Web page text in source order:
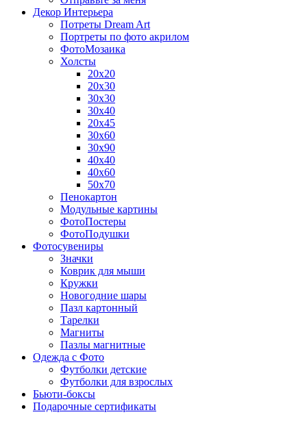
Декор Интерьера
Потреты Dream Art
Портреты по фото акрилом
ФотоМозаика
Холсты
20х20
20х30
30х30
30х40
20х45
30х60
30х90
40х40
40х60
50х70
Пенокартон
Модульные картины
ФотоПостеры
ФотоПодушки
Фотоcувениры
Значки
Коврик для мыши
Кружки
Новогодние шары
Пазл картонный
Тарелки
Магниты
Пазлы магнитные
Одежда с Фото
Футболки детские
Футболки для взрослых
Бьюти-боксы
Подарочные сертификаты